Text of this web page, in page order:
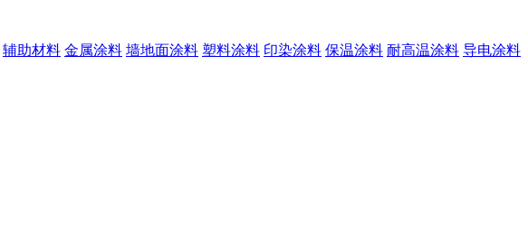
辅助材料 金属涂料 墙地面涂料 塑料涂料 印染涂料 保温涂料 耐高温涂料 导电涂料